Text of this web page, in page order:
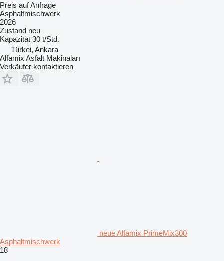
Preis auf Anfrage
Asphaltmischwerk
2026
Zustand neu
Kapazität 30 t/Std.
Türkei, Ankara
Alfamix Asfalt Makinaları
Verkäufer kontaktieren
neue Alfamix PrimeMix300
Asphaltmischwerk
18